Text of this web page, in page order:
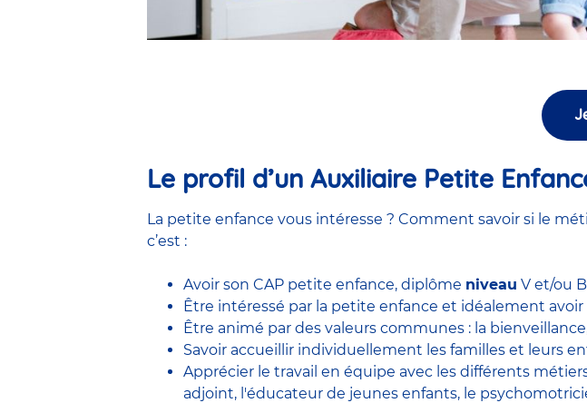
Le profil d’un Auxiliaire Petite
La petite enfance vous intéresse ? Comment savoir si le
c’est :
Avoir son CAP petite enfance, diplôme niveau V et/ou
Être intéressé par la petite enfance et idéalement
Être animé par des valeurs communes : la
Savoir accueillir individuellement les familles et leurs
Apprécier le travail en équipe avec les différents
adjoint, l'éducateur de jeunes enfants, le